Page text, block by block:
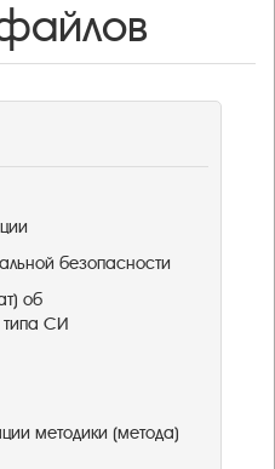
безопасности
об
типа СИ
методики (метода)